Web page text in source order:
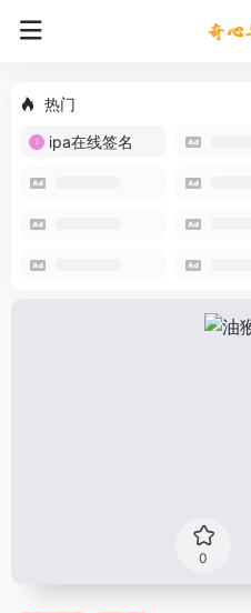
热门
ipa在线签名
0